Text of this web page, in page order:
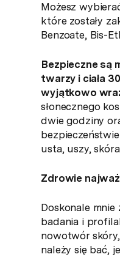
Możesz
które zostały
Benzoate, Bis-
Bezpieczne są
twarzy i ciała
wyjątkowo
słonecznego
dwie godziny
usta, uszy,
Zdrowie
Doskonale
badania i
nowotwór
należy się bać,